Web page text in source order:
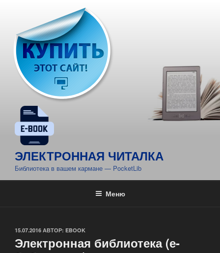
содержимому
ЭЛЕКТРОННАЯ ЧИТАЛКА
Библиотека в вашем кармане — PocketLib
Меню
ОПУБЛИКОВАНО
15.07.2016 АВТОР: EBOOK
Электронная библиотека (е-